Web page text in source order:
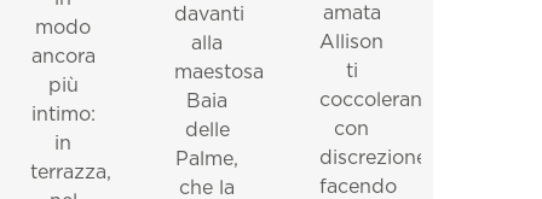
modo
ancora
più
intimo:
in
terrazza,
davanti
alla
maestosa
Baia
delle
Palme,
che la
amata
Allison
ti
coccoleranno
con
discrezione,
facendo